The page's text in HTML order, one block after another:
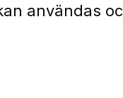
användas